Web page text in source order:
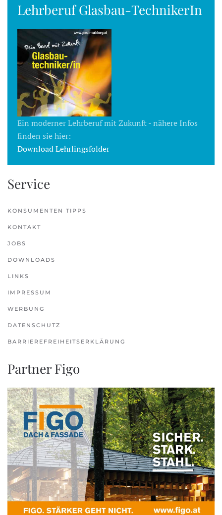
Lehrberuf Glasbau-TechnikerIn
Ein moderner Lehrberuf mit Zukunft - nähere Infos
finden sie hier:
Download Lehrlingsfolder
Service
KONSUMENTEN TIPPS
KONTAKT
JOBS
DOWNLOADS
LINKS
IMPRESSUM
WERBUNG
DATENSCHUTZ
BARRIEREFREIHEITSERKLÄRUNG
Partner Figo